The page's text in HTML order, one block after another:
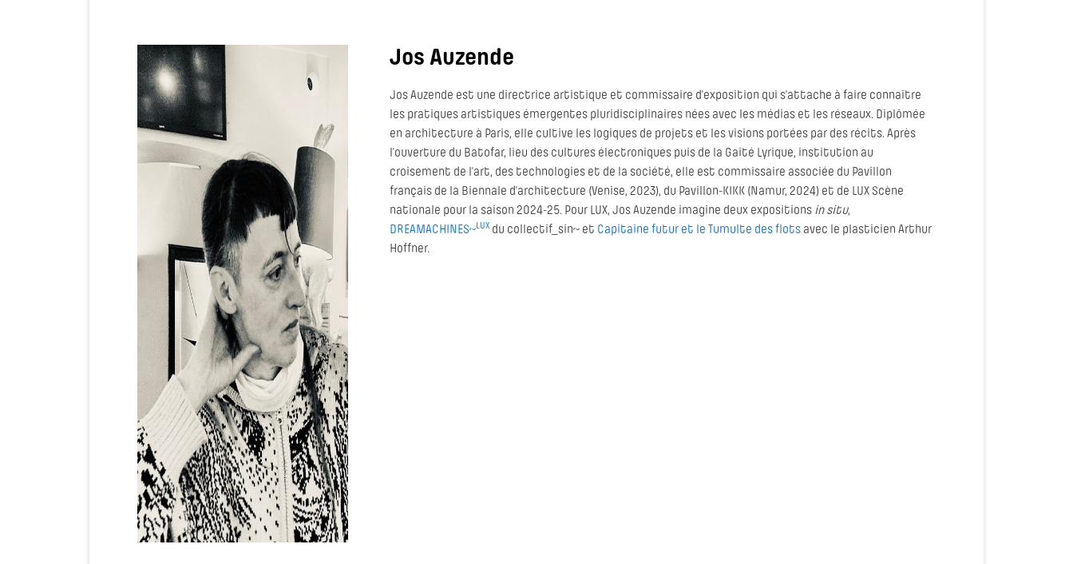
Jos Auzende
Jos Auzende est une directrice artistique et commissaire d’exposition qui s’attache à faire connaître
les pratiques artistiques émergentes pluridisciplinaires nées avec les médias et les réseaux. Diplômée
en architecture à Paris, elle cultive les logiques de projets et les visions portées par des récits. Après
l’ouverture du Batofar, lieu des cultures électroniques puis de la Gaîté Lyrique, institution au
croisement de l’art, des technologies et de la société, elle est commissaire associée du Pavillon
français de la Biennale d’architecture (Venise, 2023), du Pavillon-KIKK (Namur, 2024) et de LUX Scène
nationale pour la saison 2024-25. Pour LUX, Jos Auzende imagine deux expositions in situ,
DREAMACHINES~LUX du collectif_sin~ et Capitaine futur et le Tumulte des flots avec le plasticien Arthur
Hoffner.